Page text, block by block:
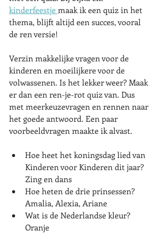
kinderfeestje maak ik een quiz in het
thema, blijft altijd een succes, vooral
de ren versie!
Verzin makkelijke vragen voor de
kinderen en moeilijkere voor de
volwassenen. Is het lekker weer? Maak
er dan een ren-je-rot quiz van. Dus
met meerkeuzevragen en rennen naar
het goede antwoord. Een paar
voorbeeldvragen maakte ik alvast.
Hoe heet het koningsdag lied van
Kinderen voor Kinderen dit jaar?
Zing en dans
Hoe heten de drie prinsessen?
Amalia, Alexia, Ariane
Wat is de Nederlandse kleur?
Oranje